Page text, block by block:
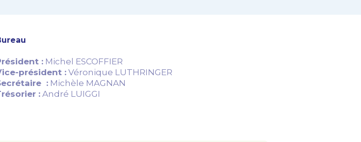
: Michel ESCOFFIER
président : Véronique LUTHRINGER
: Michèle MAGNAN
:André LUIGGI